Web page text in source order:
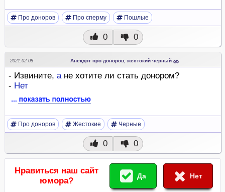
Про доноров Про сперму Пошлые
0 0
2021.02.08 Анекдот про доноров, жестокий черный
- Извините, ане хотите ли стать донором?
- Нет
Про доноров Жестокие Черные
0 0
Нравиться наш сайт
юмора?
Да Нет